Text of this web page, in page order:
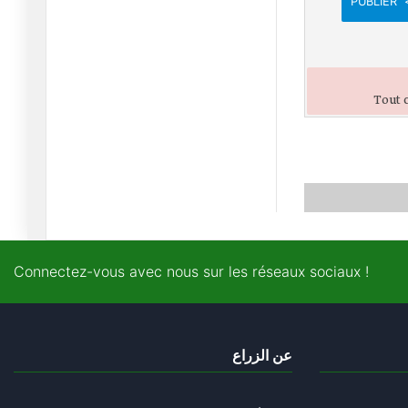
Le n
Tout
Connectez-vous avec nous sur les réseaux sociaux !
عن الزراع